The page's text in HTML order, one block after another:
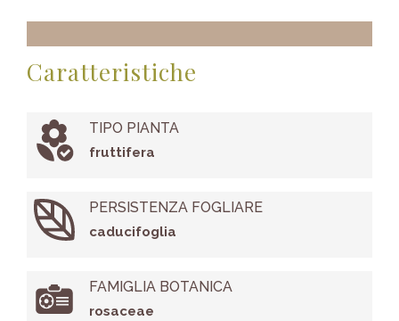
Caratteristiche
TIPO PIANTA
fruttifera
PERSISTENZA FOGLIARE
caducifoglia
FAMIGLIA BOTANICA
rosaceae